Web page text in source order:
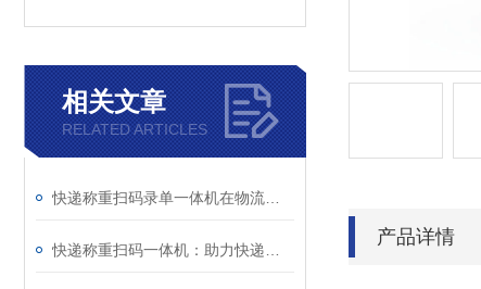
相关文章
RELATED ARTICLES
产品详情